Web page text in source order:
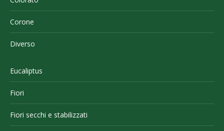
Corone
Diverso
Eucaliptus
Fiori
Fiori secchi e stabilizzati